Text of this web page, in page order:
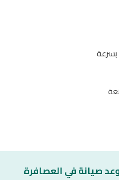
صيانة في العصافرة